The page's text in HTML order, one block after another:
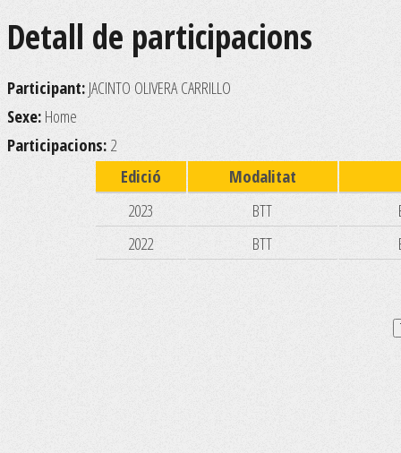
Detall de participacions
Participant: JACINTO OLIVERA CARRILLO
Sexe: Home
Participacions: 2
Edició
Modalitat
2023
BTT
2022
BTT